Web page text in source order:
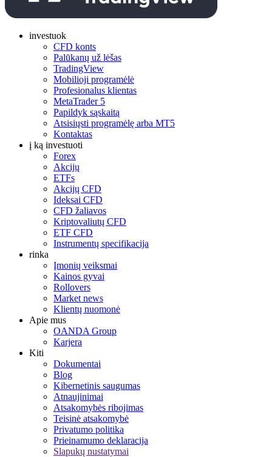
investuok
CFD konts
Palūkanų už lėšas
TradingView
Mobilioji programėlė
Profesionalus klientas
MetaTrader 5
Papildyk sąskaitą
Atsisiųsti programėlę arba MT5
Kontaktas
į ką investuoti
Forex
Akcijų
ETFs
Akcijų CFD
Ideksai CFD
CFD žaliavos
Kriptovaliutų CFD
ETF CFD
Instrumentų specifikacija
rinka
Įmonių veiksmai
Kainos gyvai
Rollovers
Market news
Klientų nuomonė
Apie mus
OANDA Group
Karjera
Kiti
Dokumentai
Blog
Kibernetinis saugumas
Atnaujinimai
Atsakomybės ribojimas
Teisinė atsakomybė
Privatumo politika
Prieinamumo deklaracija
Slapukų nustatymai